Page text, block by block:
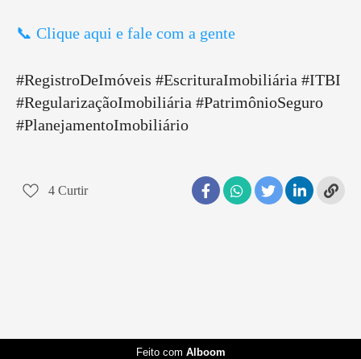
📞 Clique aqui e fale com a gente
#RegistroDeImóveis #EscrituraImobiliária #ITBI
#RegularizaçãoImobiliária #PatrimônioSeguro
#PlanejamentoImobiliário
4 Curtir
Feito com Alboom